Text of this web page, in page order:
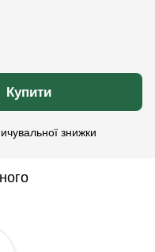
Купити
знижки